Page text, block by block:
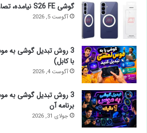
گوشی S26 FE نیامده، تصاویر قاب‌هایش لو رفت
آگوست 5, 2026
3 روش تبدیل گوشی به
با کابل)
آگوست 4, 2026
برنامه آن
جولای 31, 2026